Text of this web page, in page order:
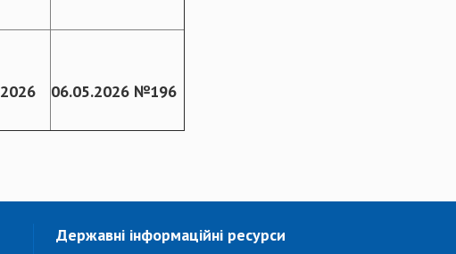
06.05.2026 №196
Державні інформаційні ресурси